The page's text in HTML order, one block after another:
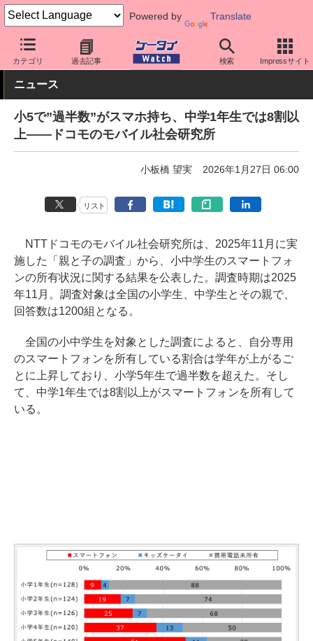
Powered by Translate
カテゴリ 過去記事 検索 Impressサイト
ケータイ Watch 業界動向 調査
ニュース
小5で”過半数”がスマホ持ち、中学1年生では8割以
上――ドコモのモバイル社会研究所
小板橋 望実 2026年1月27日 06:00
リスト
NTTドコモのモバイル社会研究所は、2025年11月に実
施した「親と子の調査」から、小中学生のスマートフォ
ンの所有状況に関する結果を公表した。調査時期は2025
年11月。調査対象は全国の小学生、中学生とその親で、
回答数は1200組となる。
全国の小中学生を対象とした調査によると、自分専用
のスマートフォンを所有している割合は学年が上がるご
とに上昇しており、小学5年生で過半数を超えた。そし
て、中学1年生では8割以上がスマートフォンを所有して
いる。